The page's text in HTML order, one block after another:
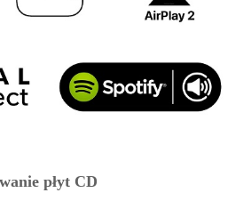
płyt CD